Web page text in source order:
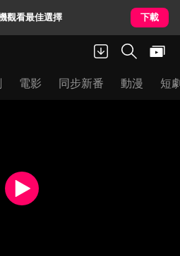
觀看最佳選擇 下載
電影 同步新番 動漫 短